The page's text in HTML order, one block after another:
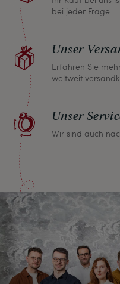
bei jeder Frage
Unser
Erfahren Sie
weltweit
Unser
Wir sind auch